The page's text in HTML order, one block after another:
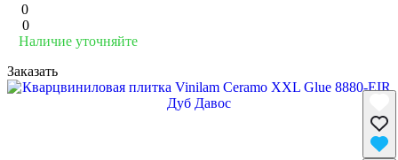
0
0
Наличие уточняйте
Заказать